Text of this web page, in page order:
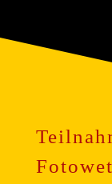
springen